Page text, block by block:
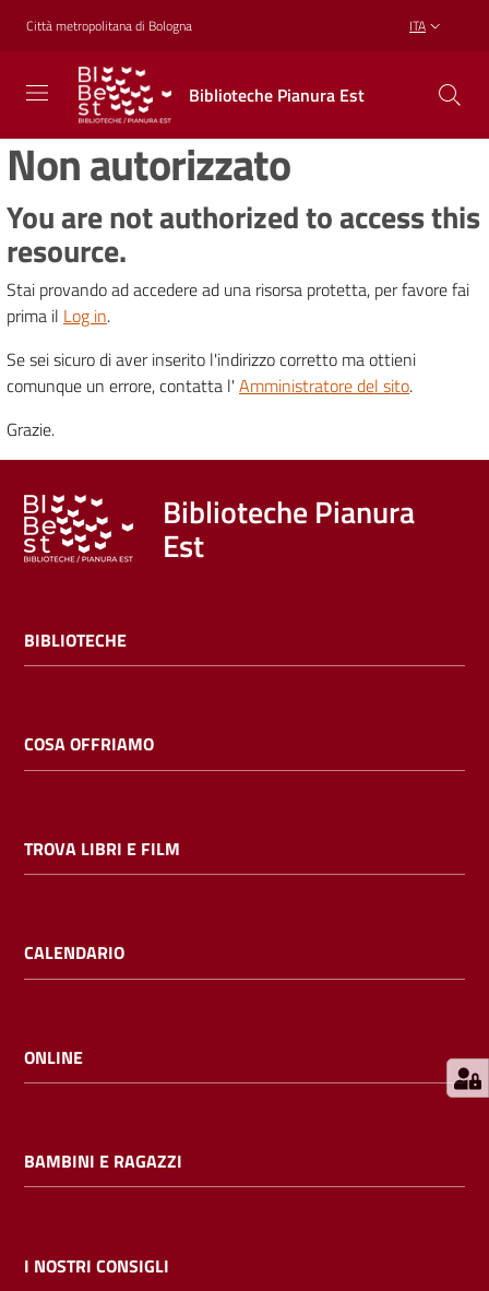
Vai al contenuto
Vai alla navigazione
Vai al footer
Città metropolitana di Bologna ITA
Biblioteche Pianura Est
Biblioteche
Pianura
Est
CONOSCERE,
CREARE,
Biblioteche
Cosa
offriamo
Trova
libri
e
film
Calendario
i
cataloghi
Non autorizzato
You are not authorized to access this
resource.
Stai provando ad accedere ad una risorsa protetta, per favore fai
prima il Log in.
Se sei sicuro di aver inserito l'indirizzo corretto ma ottieni
comunque un errore, contatta l' Amministratore del sito.
Grazie.
Biblioteche Pianura
Est
BIBLIOTECHE
COSA OFFRIAMO
TROVA LIBRI E FILM
CALENDARIO
ONLINE
BAMBINI E RAGAZZI
I NOSTRI CONSIGLI